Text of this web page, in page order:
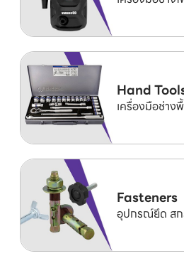
Hand
เครื่องมือช่าง
Fasteners
อุปกรณ์ยึด ส